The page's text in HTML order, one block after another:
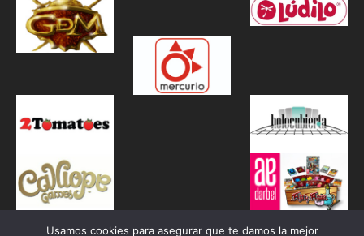
Usamos cookies para asegurar que te damos la mejor